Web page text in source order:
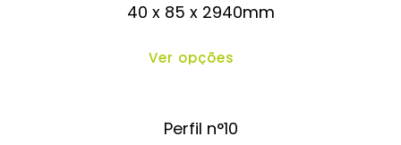
40 x 85 x 2940mm
Ver opções
Perfil n°10